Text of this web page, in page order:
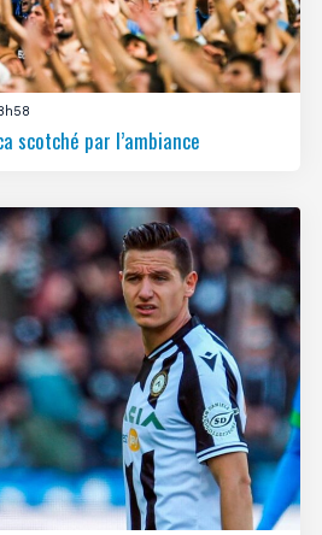
scotché par l’ambiance